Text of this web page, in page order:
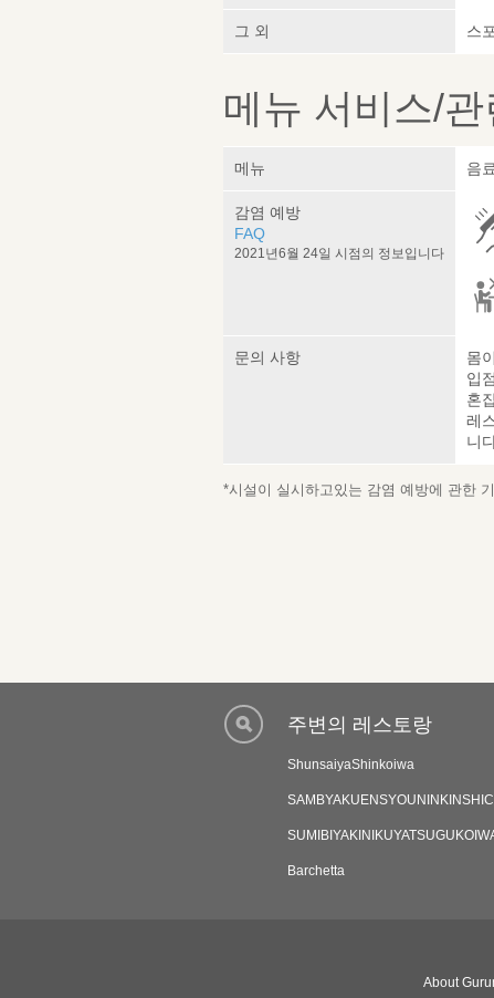
그 외 스
메뉴 서비스/
메뉴 음
감염 예방
FAQ
2021년6월 24일 시점의 정보입니다
문의 사항
몸
입
혼
레
니
*시설이 실시하고있는 감염 예방에 관한
주변의 레스토랑
ShunsaiyaShinkoiwa
Barchetta
About